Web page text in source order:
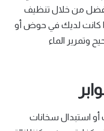
من خلال تنظيف
كانت لديك في حوض أو
الماء
استبدال سخانات